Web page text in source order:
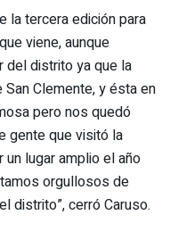
la tercera edición para
viene, aunque
del distrito ya que la
Clemente, y ésta en
pero nos quedó
gente que visitó la
lugar amplio el año
orgullosos de
distrito”, cerró Caruso.